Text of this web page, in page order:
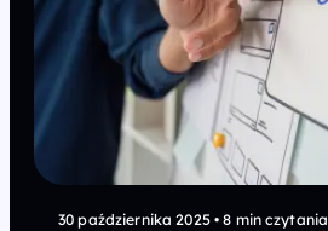
czytania